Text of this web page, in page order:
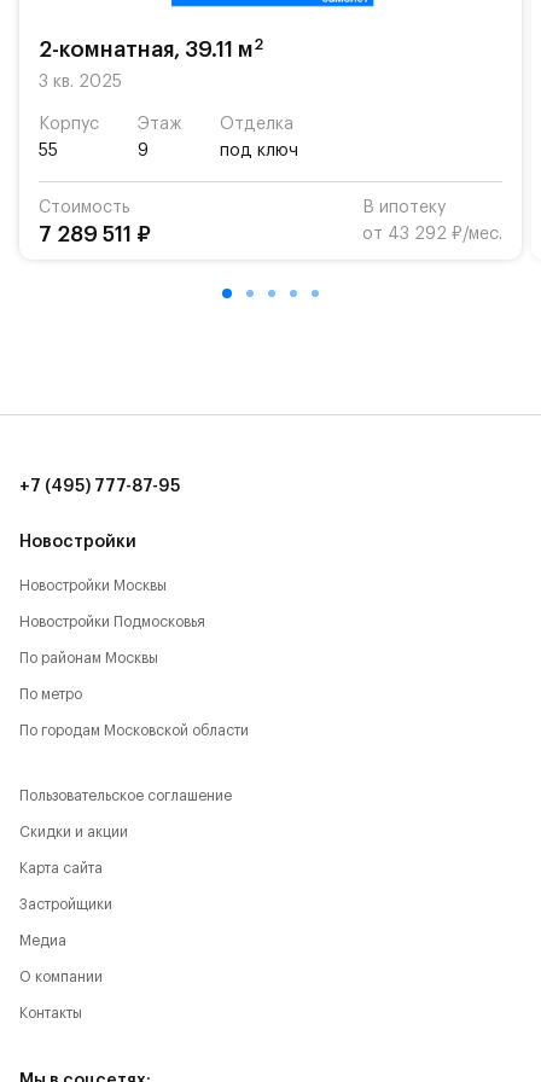
возможность посещения частной гимназии
Для автомобилистов — закрытые озеленённые
Территория квартала приватная, въезд
осуществляется по пропускам.#yan19-2r1520931#
2-комнатная, 39.11 м2
3 кв. 2025
Корпус
55
Этаж
9
Отделка
под ключ
Стоимость
7 289 511 ₽
В ипотеку
от 43 292 ₽/мес.
Новостройки
Новостройки Москвы
Новостройки Подмосковья
По районам Москвы
По метро
По городам Московской области
+7 (495) 777-87-95
Пользовательское соглашение
Скидки и акции
Карта сайта
Застройщики
Медиа
О компании
Контакты